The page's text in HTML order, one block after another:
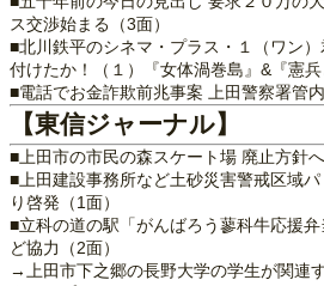
ス交渉始まる（3面）
■北川鉄平のシネマ・プラス・１（ワン
付けたか！（１）『女体渦巻島』&『憲兵
■電話でお金詐欺前兆事案 上田警察署管
【東信ジャーナル】
■上田市の市民の森スケート場 廃止方針
■上田建設事務所など土砂災害警戒区域
り啓発（1面）
■立科の道の駅「がんばろう蓼科牛応援
ど協力（2面）
→上田市下之郷の長野大学の学生が関連